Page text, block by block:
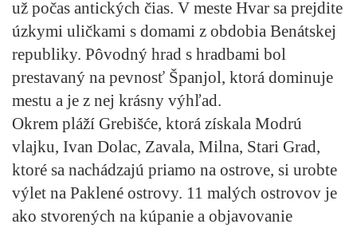
už počas antických čias. V meste Hvar sa prejdite
úzkymi uličkami s domami z obdobia Benátskej
republiky. Pôvodný hrad s hradbami bol
prestavaný na pevnosť Španjol, ktorá dominuje
mestu a je z nej krásny výhľad.
Okrem pláží Grebišće, ktorá získala Modrú
vlajku, Ivan Dolac, Zavala, Milna, Stari Grad,
ktoré sa nachádzajú priamo na ostrove, si urobte
výlet na Paklené ostrovy. 11 malých ostrovov je
ako stvorených na kúpanie a objavovanie